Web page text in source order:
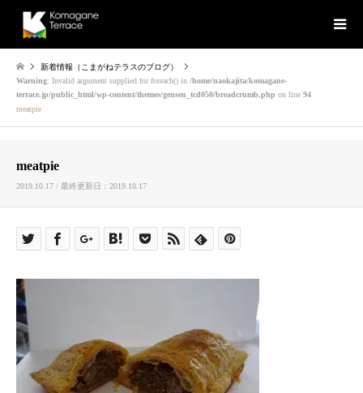
新着情報（こまがねテラスのブログ）
Warning: Invalid argument supplied for foreach() in /home/naokajita/komagane-
terrace.jp/public_html/wp-content/themes/gensen_tcd050/breadcrumb.php on line 94
meatpie
meatpie
2019.10.17 / 最終更新日：2019.10.17